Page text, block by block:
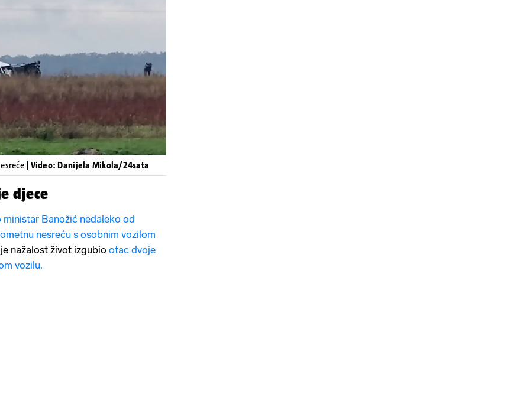
videa...
| Video: Danijela Mikola/24sata
djece
ministar Banožić nedaleko od
nesreću s osobnim vozilom
nažalost život izgubio otac dvoje
vozilu.